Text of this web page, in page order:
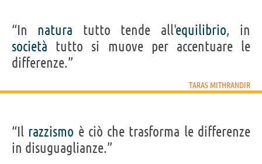
“In natura tutto tende all'equilibrio, in
società tutto si muove per accentuare le
differenze.”
TARAS MITHRANDIR
“Il razzismo è ciò che trasforma le differenze
in disuguaglianze.”